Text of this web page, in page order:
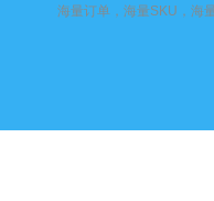
海量订单，海量SKU，海